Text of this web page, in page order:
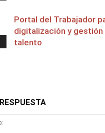
Portal del Trabajador
digitalización y
talento